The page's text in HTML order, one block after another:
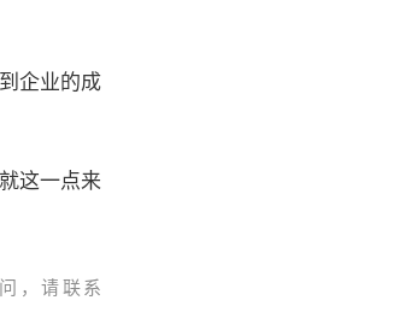
企业的成
这一点来
，请联系